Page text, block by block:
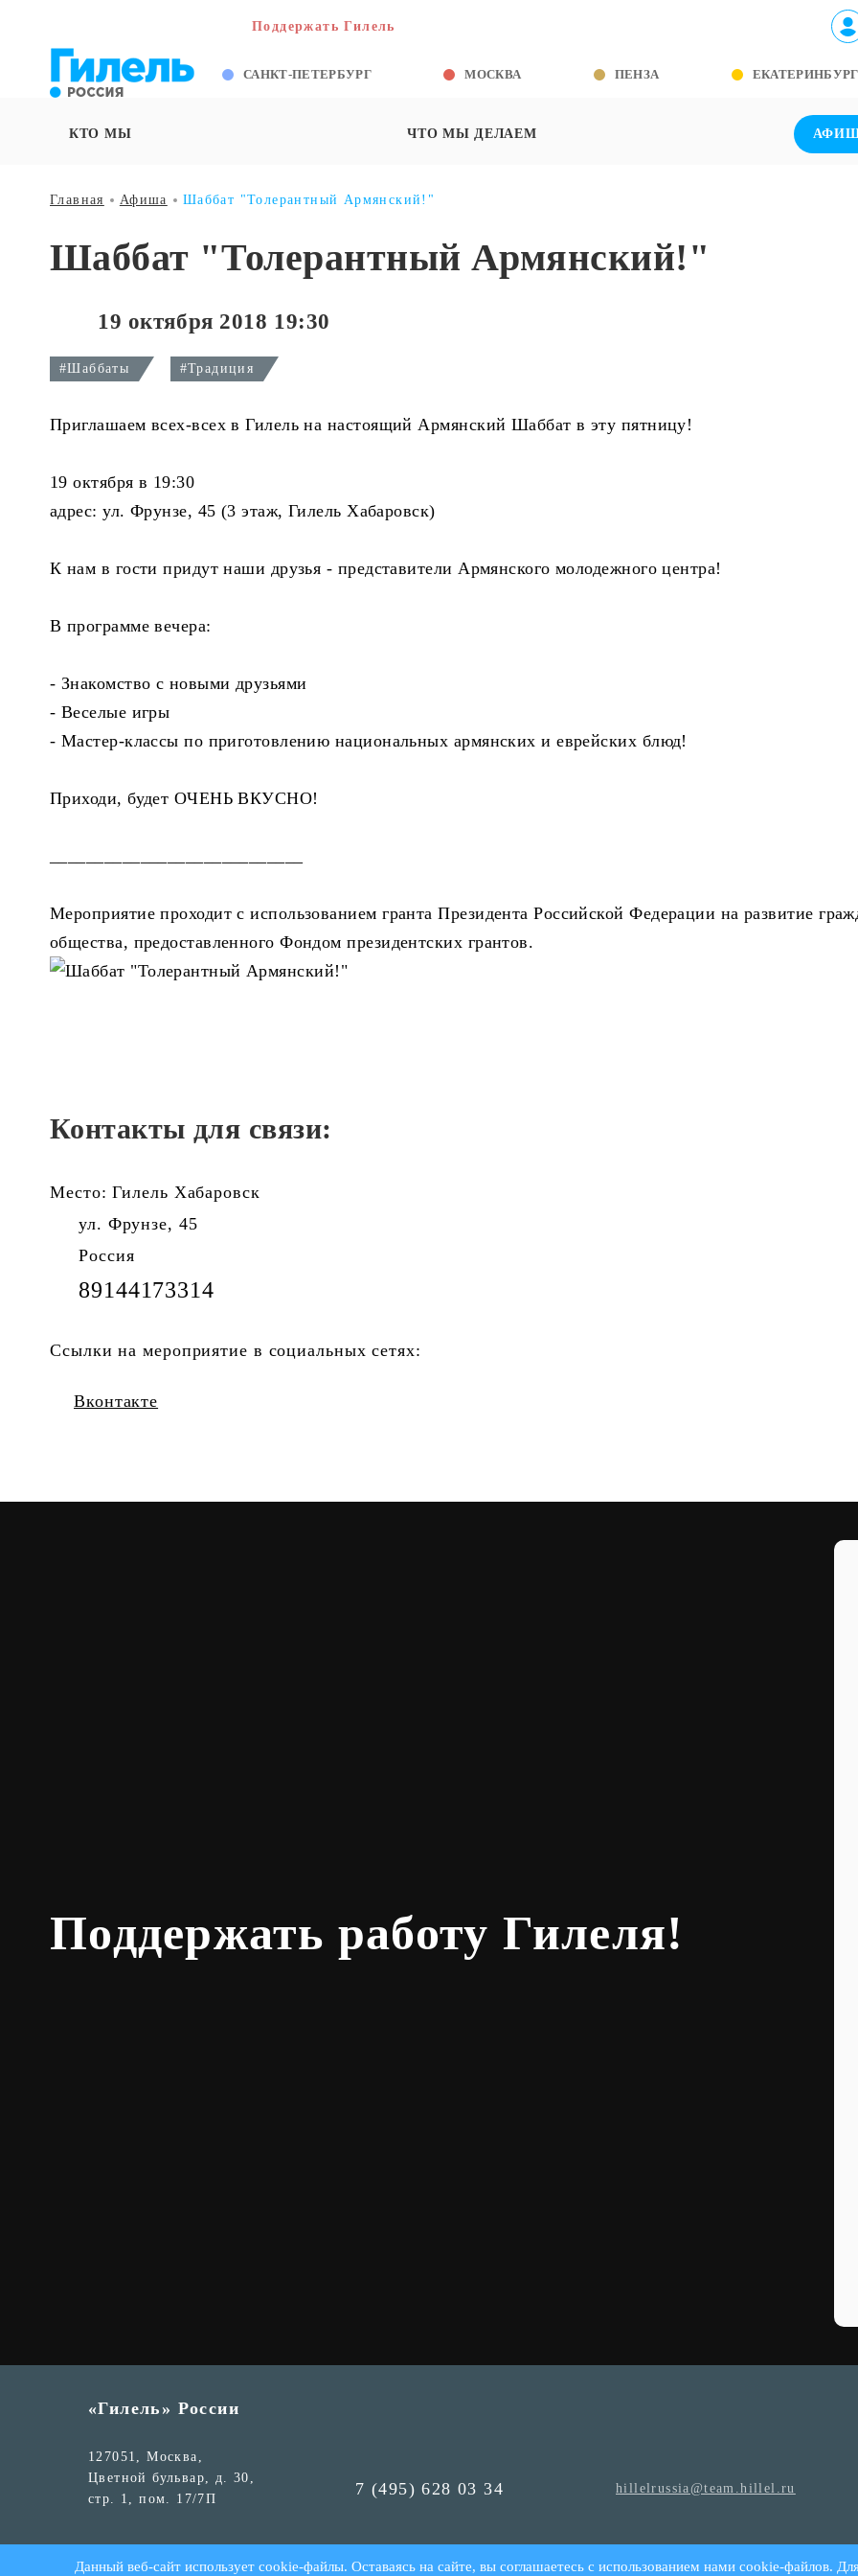
Поддержать Гилель
САНКТ-ПЕТЕРБУРГ МОСКВА ПЕНЗА ЕКАТЕРИНБУРГ
КТО МЫ ЧТО МЫ ДЕЛАЕМ
Главная Афиша Шаббат "Толерантный Армянский!"
Шаббат "Толерантный Армянский!"
19 октября 2018 19:30
#Шаббаты #Традиция
Приглашаем всех-всех в Гилель на настоящий Армянский Шаббат в эту пятницу!
19 октября в 19:30
адрес: ул. Фрунзе, 45 (3 этаж, Гилель Хабаровск)
К нам в гости придут наши друзья - представители Армянского молодежного центра!
В программе вечера:
- Знакомство с новыми друзьями
- Веселые игры
- Мастер-классы по приготовлению национальных армянских и еврейских блюд!
Приходи, будет ОЧЕНЬ ВКУСНО!
Мероприятие проходит с использованием гранта Президента Российской Федерации на развитие
общества, предоставленного Фондом президентских грантов.
Контакты для связи:
Место: Гилель Хабаровск
ул. Фрунзе, 45
Россия
89144173314
Ссылки на мероприятие в социальных сетях:
Вконтакте
Поддержать работу Гилеля!
«Гилель» России
127051, Москва,
Цветной бульвар, д. 30,
стр. 1, пом. 17/7П
7 (495) 628 03 34 hillelrussia@team.hillel.ru
Данный веб-сайт использует cookie-файлы. Оставаясь на сайте, вы соглашаетесь с использованием нами cookie-файлов.